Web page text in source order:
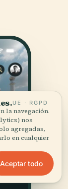
UE · RGPD
la navegación.
nos
agregadas,
en cualquier
Aceptar todo